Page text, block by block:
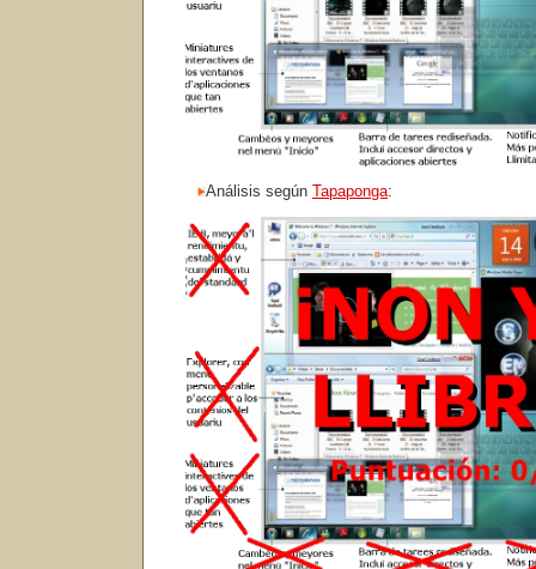
Análisis según Tapaponga: